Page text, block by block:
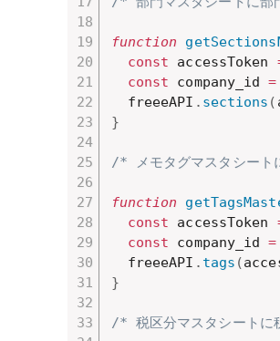
function
const accessToken
const company_id =
  freeeAPI
. sections (
}
/* メモタグマスタシート
function
const accessToken
const company_id =
  freeeAPI
. tags (
}
/* 税区分マスタシートに